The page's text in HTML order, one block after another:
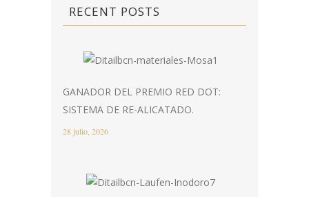
RECENT POSTS
GANADOR DEL PREMIO RED DOT:
SISTEMA DE RE-ALICATADO.
28 julio, 2026